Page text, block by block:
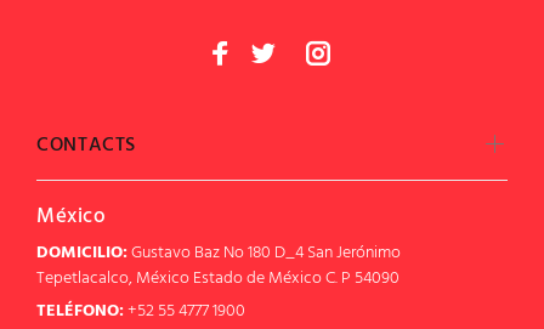
CONTACTS
México
DOMICILIO:Gustavo Baz No 180 D_4 San Jerónimo
Tepetlacalco, México Estado de México C. P 54090
TELÉFONO:+52 55 4777 1900